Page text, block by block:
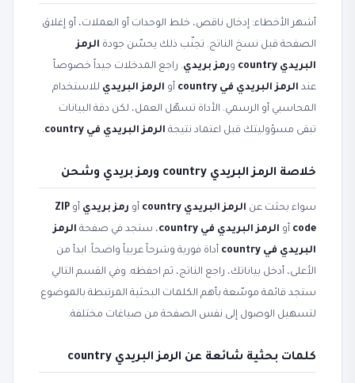
أشهر الأخطاء: إدخال ناقص، خلط الوحدات أو العملات، أو إغلاق
الصفحة قبل نسخ الناتج. تجنّب ذلك يحسّن جودة الرمز
البريدي country
ورمز بريدي. راجع المدخلات جيداً خصوصاً
عند الرمز البريدي في country أو الرمز البريدي للاستخدام
المحاسبي أو الرسمي. الأداة تسهّل العمل، لكن دقة البيانات
تبقى مسؤوليتك قبل اعتماد نتيجة الرمز البريدي في country .
خلاصة الرمز البريدي country ورمز بريدي وشحن
سواء بحثت عن الرمز البريدي country أو رمز بريدي أو ZIP
code أو الرمز البريدي في country ، ستجد في صفحة الرمز
البريدي في country
أداة فورية وشرحاً عربياً واضحاً. ابدأ من
الأعلى، أدخل بياناتك، راجع الناتج، ثم احفظه. وفي القسم التالي
ستجد قائمة موسّعة بأهم الكلمات البحثية المرتبطة بالموضوع
لتسهيل الوصول إلى نفس الصفحة من صياغات مختلفة.
كلمات بحثية شائعة عن الرمز البريدي country